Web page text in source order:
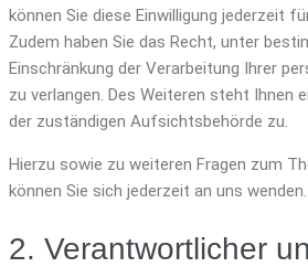
können Sie diese Einwilligung jederzeit
Zudem haben Sie das Recht, unter
Einschränkung der Verarbeitung Ihrer
zu verlangen. Des Weiteren steht Ihnen
der zuständigen Aufsichtsbehörde zu.
Hierzu sowie zu weiteren Fragen zum
können Sie sich jederzeit an uns wenden.
2. Verantwortlicher